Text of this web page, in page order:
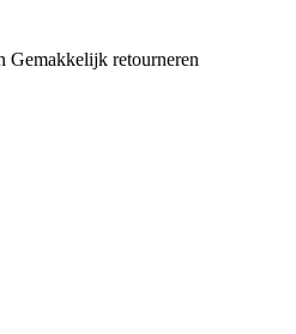
Gemakkelijk retourneren